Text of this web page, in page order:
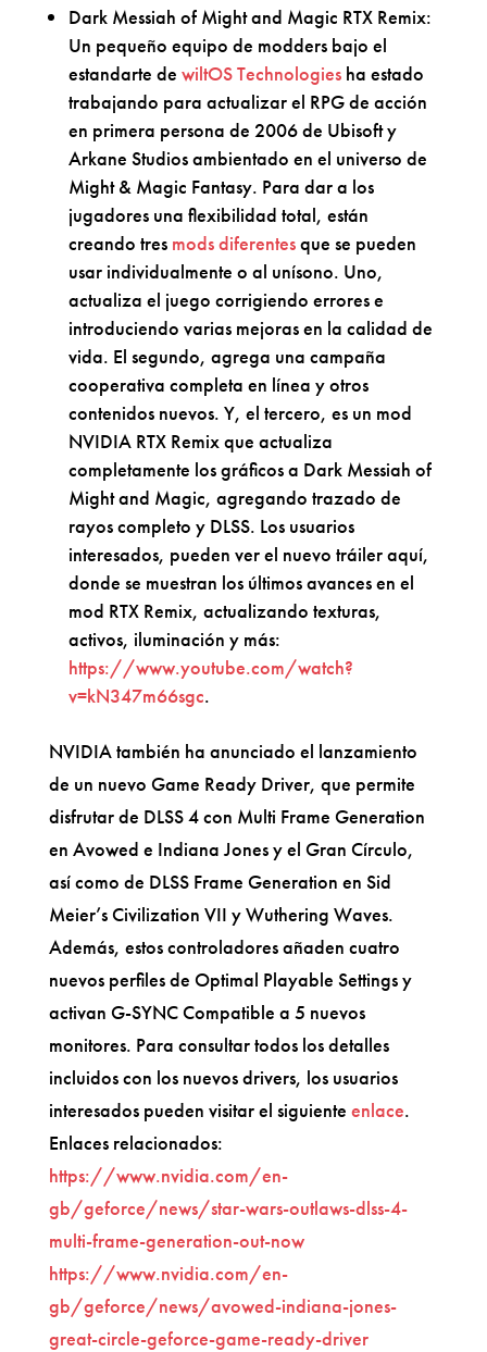
Dark Messiah of Might and Magic RTX Remix:
Un pequeño equipo de modders bajo el
estandarte de wiltOS Technologiesha estado
trabajando para actualizar el RPG de acción
en primera persona de 2006 de Ubisoft y
Arkane Studios ambientado en el universo de
Might & Magic Fantasy. Para dar a los
jugadores una flexibilidad total, están
creando tres mods diferentesque se pueden
usar individualmente o al unísono. Uno,
actualiza el juego corrigiendo errores e
introduciendo varias mejoras en la calidad de
vida. El segundo, agrega una campaña
cooperativa completa en línea y otros
contenidos nuevos. Y, el tercero, es un mod
NVIDIA RTX Remix que actualiza
completamente los gráficos a Dark Messiah of
Might and Magic, agregando trazado de
rayos completo y DLSS. Los usuarios
interesados, pueden ver el nuevo tráiler aquí,
donde se muestran los últimos avances en el
mod RTX Remix, actualizando texturas,
activos, iluminación y más:
https://www.youtube.com/watch?
v=kN347m66sgc.
NVIDIA también ha anunciado el lanzamiento
de un nuevo Game Ready Driver, que permite
disfrutar de DLSS 4 con Multi Frame Generation
en Avowed e Indiana Jones y el Gran Círculo,
así como de DLSS Frame Generation en Sid
Meier’s Civilization VII y Wuthering Waves.
Además, estos controladores añaden cuatro
nuevos perfiles de Optimal Playable Settings y
activan G-SYNC Compatible a 5 nuevos
monitores. Para consultar todos los detalles
incluidos con los nuevos drivers, los usuarios
interesados pueden visitar el siguiente enlace.
Enlaces relacionados:
https://www.nvidia.com/en-
gb/geforce/news/star-wars-outlaws-dlss-4-
multi-frame-generation-out-now
https://www.nvidia.com/en-
gb/geforce/news/avowed-indiana-jones-
great-circle-geforce-game-ready-driver